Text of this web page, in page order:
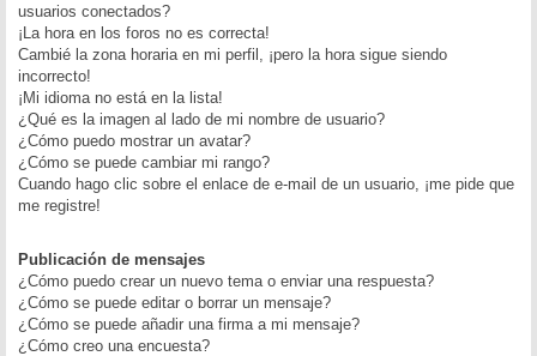
usuarios conectados?
¡La hora en los foros no es correcta!
Cambié la zona horaria en mi perfil, ¡pero la hora sigue siendo
incorrecto!
¡Mi idioma no está en la lista!
¿Qué es la imagen al lado de mi nombre de usuario?
¿Cómo puedo mostrar un avatar?
¿Cómo se puede cambiar mi rango?
Cuando hago clic sobre el enlace de e-mail de un usuario, ¡me pide que
me registre!
Publicación de mensajes
¿Cómo puedo crear un nuevo tema o enviar una respuesta?
¿Cómo se puede editar o borrar un mensaje?
¿Cómo se puede añadir una firma a mi mensaje?
¿Cómo creo una encuesta?